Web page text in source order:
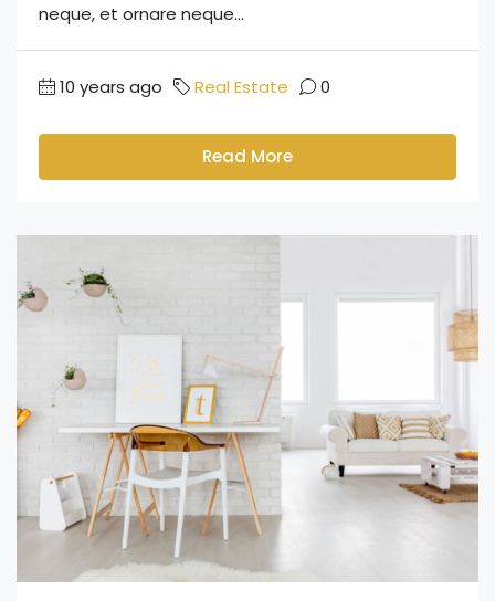
neque, et ornare neque...
10 years ago Real Estate 0
Read More